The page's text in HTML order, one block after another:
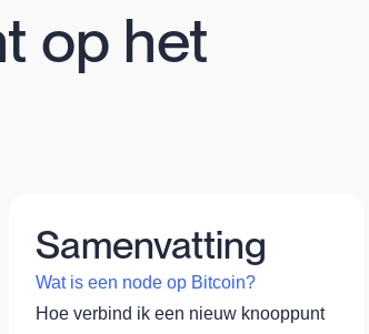
op het
Samenvatting
Wat is een node op Bitcoin?
Hoe verbind ik een nieuw knooppunt